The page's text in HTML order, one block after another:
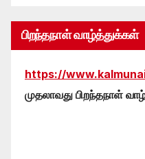
பிறந்தநாள் வாழ்த்துக்கள்
https://
முதலாவது பிறந்தநாள்